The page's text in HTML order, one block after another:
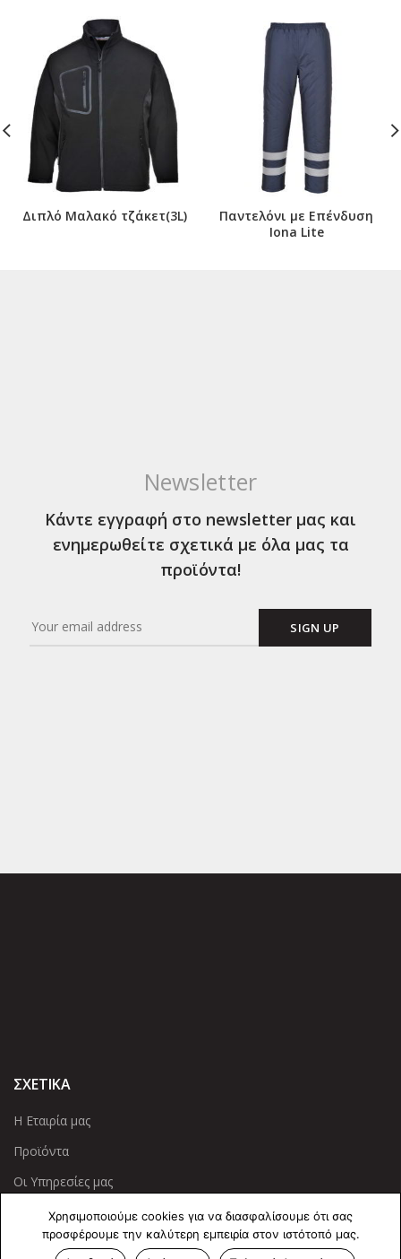
Διπλό Μαλακό τζάκετ(3L)
Παντελόνι με Επένδυση
Iona Lite
Newsletter
Κάντε εγγραφή στο newsletter μας και
ενημερωθείτε σχετικά με όλα μας τα
προϊόντα!
ΣΧΕΤΙΚΑ
Η Εταιρία μας
Προϊόντα
Οι Υπηρεσίες μας
ΠΛΗΡΟΦΟΡΙΕΣ
Χρησιμοποιούμε cookies για να διασφαλίσουμε ότι σας
προσφέρουμε την καλύτερη εμπειρία στον ιστότοπό μας.